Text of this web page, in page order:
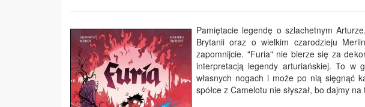
Pamiętacie legendę o szlachetnym
Brytanii oraz o wielkim czarodzieju
zapomnijcie. "Furia" nie bierze się za
interpretacją legendy arturiańskiej. To w
własnych nogach i może po nią sięgnąć
spółce z Camelotu nie słyszał, bo dajmy